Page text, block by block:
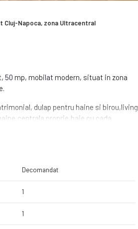
Cluj-Napoca, zona Ultracentral
50 mp, mobilat modern, situat in zona
dulap pentru haine si birou,living
proprie,baie cu cada.
Decomandat
1
1